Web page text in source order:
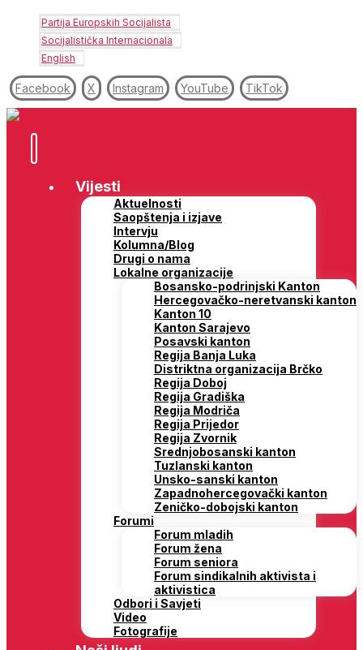
Partija Europskih Socijalista
Socijalistička Internacionala
English
Facebook X Instagram YouTube TikTok
Vijesti
Aktuelnosti
Saopštenja i izjave
Intervju
Kolumna/Blog
Drugi o nama
Lokalne organizacije
Bosansko-podrinjski Kanton
Hercegovačko-neretvanski kanton
Kanton 10
Kanton Sarajevo
Posavski kanton
Regija Banja Luka
Distriktna organizacija Brčko
Regija Doboj
Regija Gradiška
Regija Modriča
Regija Prijedor
Regija Zvornik
Srednjobosanski kanton
Tuzlanski kanton
Unsko-sanski kanton
Zapadnohercegovački kanton
Zeničko-dobojski kanton
Forumi
Forum mladih
Forum žena
Forum seniora
Forum sindikalnih aktivista i
aktivistica
Odbori i Savjeti
Video
Fotografije